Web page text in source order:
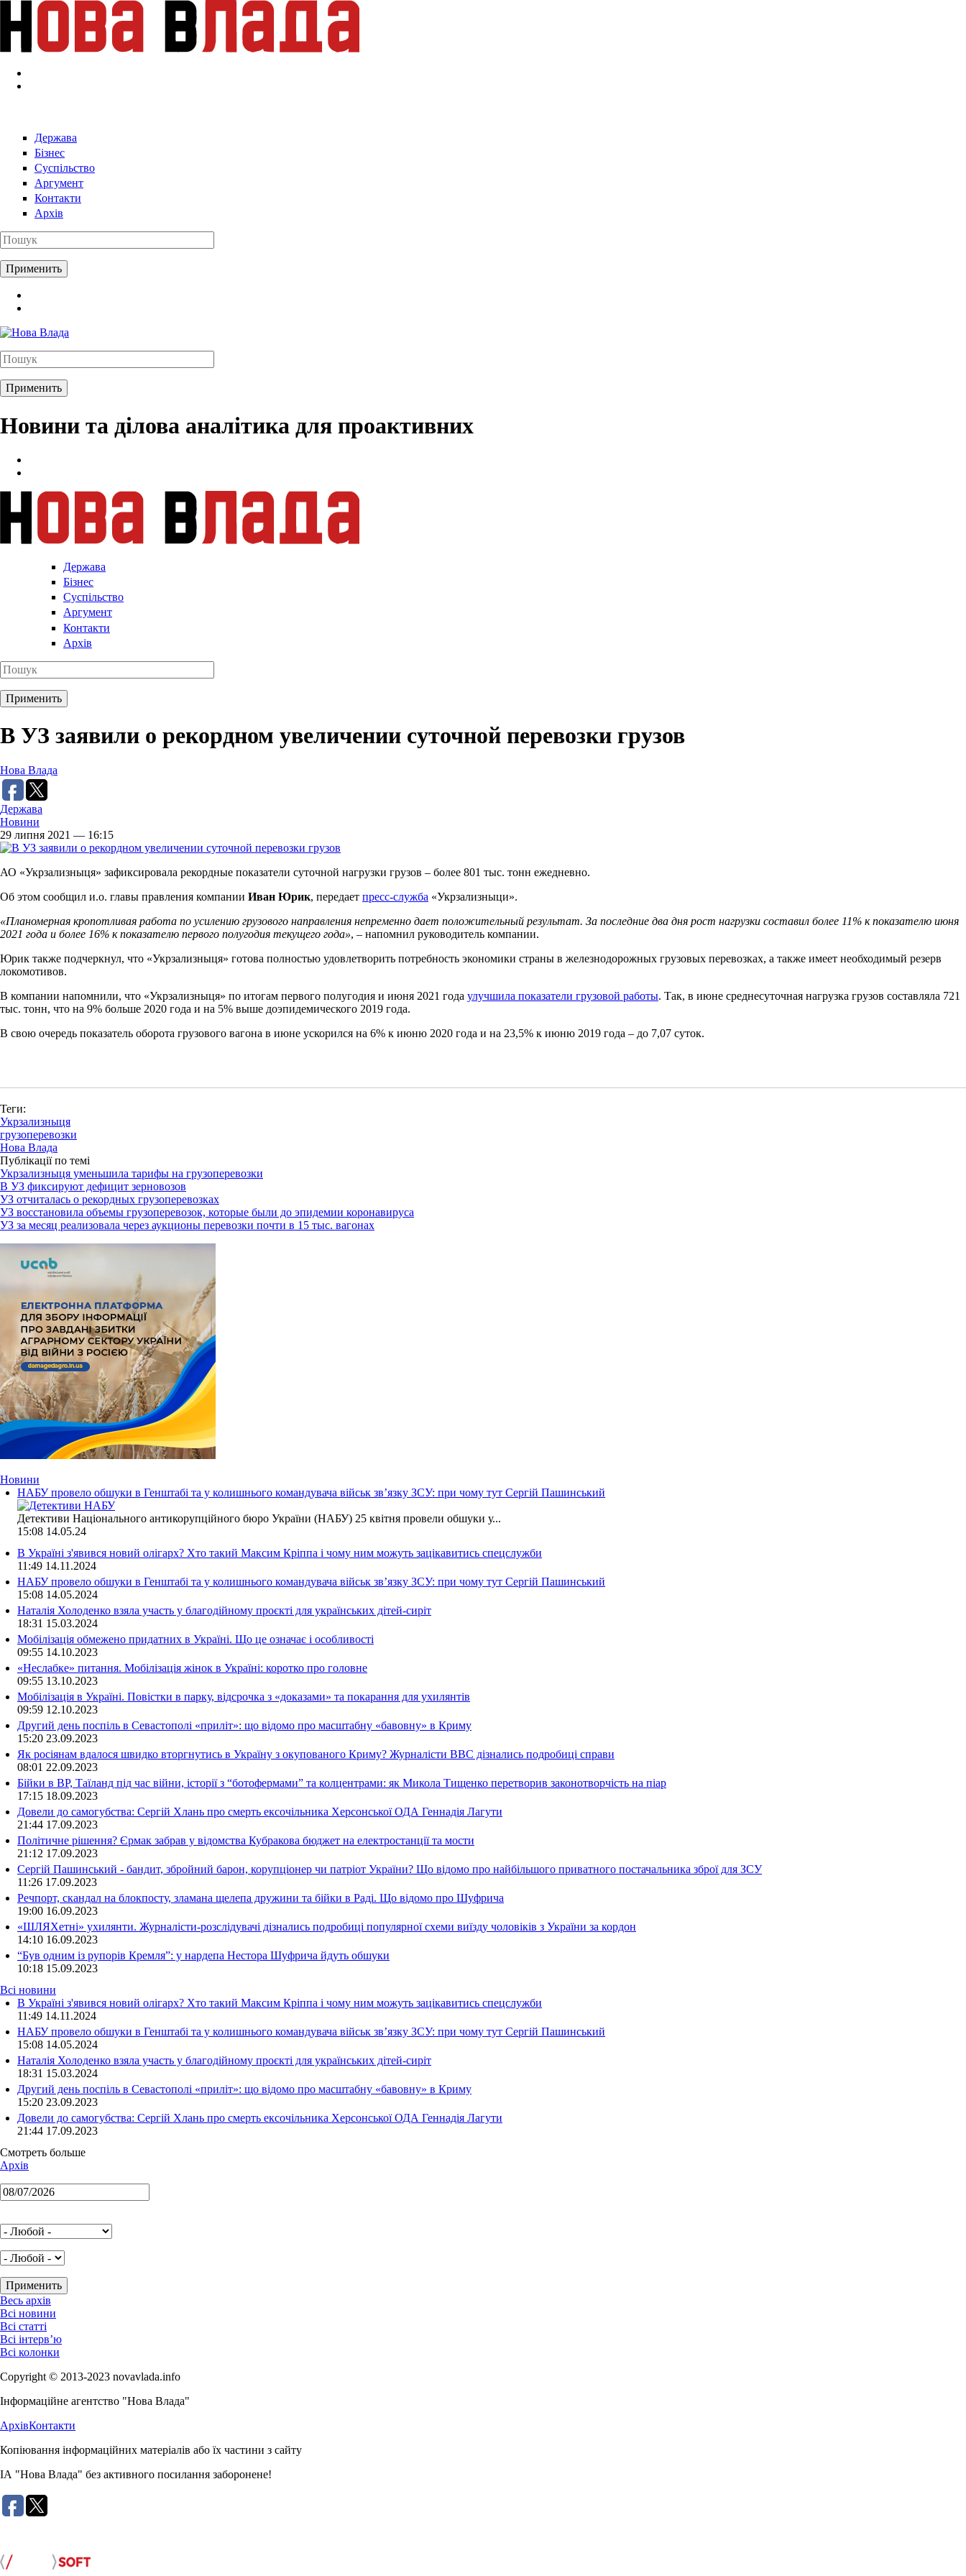
Перейти к основному содержанию
Держава
Бізнес
Суспільство
Аргумент
Контакти
Архів
Новини та ділова аналітика для проактивних
Держава
Бізнес
Суспільство
Аргумент
Контакти
Архів
В УЗ заявили о рекордном увеличении суточной перевозки грузов
Нова Влада
Держава
Новини
29 липня 2021 — 16:15
АО «Укрзализныця» зафиксировала рекордные показатели суточной нагрузки грузов – более 801 тыс. тонн ежедневно.
Об этом сообщил и.о. главы правления компании Иван Юрик, передает пресс-служба «Укрзализныци».
«Планомерная кропотливая работа по усилению грузового направления непременно дает положительный результат. За последние два дня рост нагрузки составил более 11% к показателю июня
2021 года и более 16% к показателю первого полугодия текущего года», – напомнил руководитель компании.
Юрик также подчеркнул, что «Укрзализныця» готова полностью удовлетворить потребность экономики страны в железнодорожных грузовых перевозках, а также имеет необходимый резерв
локомотивов.
В компании напомнили, что «Укрзализныця» по итогам первого полугодия и июня 2021 года улучшила показатели грузовой работы. Так, в июне среднесуточная нагрузка грузов составляла 721
тыс. тонн, что на 9% больше 2020 года и на 5% выше доэпидемического 2019 года.
В свою очередь показатель оборота грузового вагона в июне ускорился на 6% к июню 2020 года и на 23,5% к июню 2019 года – до 7,07 суток.
Теги:
Укрзализныця
грузоперевозки
Нова Влада
Публікації по темі
Укрзализныця уменьшила тарифы на грузоперевозки
В УЗ фиксируют дефицит зерновозов
УЗ отчиталась о рекордных грузоперевозках
УЗ восстановила объемы грузоперевозок, которые были до эпидемии коронавируса
УЗ за месяц реализовала через аукционы перевозки почти в 15 тыс. вагонах
Новини
НАБУ провело обшуки в Генштабі та у колишнього командувача військ зв’язку ЗСУ: при чому тут Сергій Пашинський
Детективи Національного антикорупційного бюро України (НАБУ) 25 квітня провели обшуки у...
15:08 14.05.24
В Україні з'явився новий олігарх? Хто такий Максим Кріппа і чому ним можуть зацікавитись спецслужби
11:49 14.11.2024
НАБУ провело обшуки в Генштабі та у колишнього командувача військ зв’язку ЗСУ: при чому тут Сергій Пашинський
15:08 14.05.2024
Наталія Холоденко взяла участь у благодійному проєкті для українських дітей-сиріт
18:31 15.03.2024
Мобілізація обмежено придатних в Україні. Що це означає і особливості
09:55 14.10.2023
«Неслабке» питання. Мобілізація жінок в Україні: коротко про головне
09:55 13.10.2023
Мобілізація в Україні. Повістки в парку, відсрочка з «доказами» та покарання для ухилянтів
09:59 12.10.2023
Другий день поспіль в Севастополі «приліт»: що відомо про масштабну «бавовну» в Криму
15:20 23.09.2023
Як росіянам вдалося швидко вторгнутись в Україну з окупованого Криму? Журналісти ВВС дізнались подробиці справи
08:01 22.09.2023
Бійки в ВР, Таїланд під час війни, історії з “ботофермами” та колцентрами: як Микола Тищенко перетворив законотворчість на піар
17:15 18.09.2023
Довели до самогубства: Сергій Хлань про смерть ексочільника Херсонської ОДА Геннадія Лагути
21:44 17.09.2023
Політичне рішення? Єрмак забрав у відомства Кубракова бюджет на електростанції та мости
21:12 17.09.2023
Сергій Пашинський - бандит, збройний барон, корупціонер чи патріот України? Що відомо про найбільшого приватного постачальника зброї для ЗСУ
11:26 17.09.2023
Речпорт, скандал на блокпосту, зламана щелепа дружини та бійки в Раді. Що відомо про Шуфрича
19:00 16.09.2023
«ШЛЯХетні» ухилянти. Журналісти-розслідувачі дізнались подробиці популярної схеми виїзду чоловіків з України за кордон
14:10 16.09.2023
“Був одним із рупорів Кремля”: у нардепа Нестора Шуфрича йдуть обшуки
10:18 15.09.2023
Всі новини
В Україні з'явився новий олігарх? Хто такий Максим Кріппа і чому ним можуть зацікавитись спецслужби
11:49 14.11.2024
НАБУ провело обшуки в Генштабі та у колишнього командувача військ зв’язку ЗСУ: при чому тут Сергій Пашинський
15:08 14.05.2024
Наталія Холоденко взяла участь у благодійному проєкті для українських дітей-сиріт
18:31 15.03.2024
Другий день поспіль в Севастополі «приліт»: що відомо про масштабну «бавовну» в Криму
15:20 23.09.2023
Довели до самогубства: Сергій Хлань про смерть ексочільника Херсонської ОДА Геннадія Лагути
21:44 17.09.2023
Смотреть больше
Архів
Весь архів
Всі новини
Всі статті
Всі інтерв’ю
Всі колонки
Copyright © 2013-2023 novavlada.info
Інформаційне агентство "Нова Влада"
АрхівКонтакти
Копіювання інформаційних матеріалів або їх частини з сайту
ІА "Нова Влада" без активного посилання заборонене!